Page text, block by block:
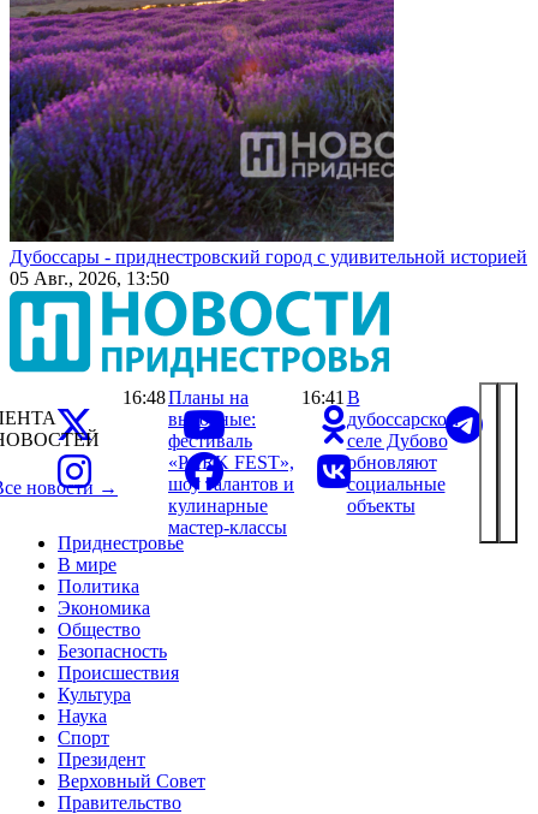
Дубоссары - приднестровский город с удивительной историей
05 Авг., 2026, 13:50
Приднестровье
В мире
Политика
Экономика
Общество
Безопасность
Происшествия
Культура
Наука
Спорт
Президент
Верховный Совет
Правительство
новости →
16:48Планы на
выходные:
фестиваль
«PARK FEST»,
шоу талантов и
кулинарные
мастер-классы
16:41 В
дубоссарском
селе Дубово
обновляют
социальные
объекты